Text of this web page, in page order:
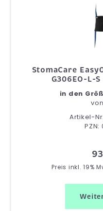
StomaCare
G306EO-L-
in den
Artikel-
PZN:
Preis inkl. 19%